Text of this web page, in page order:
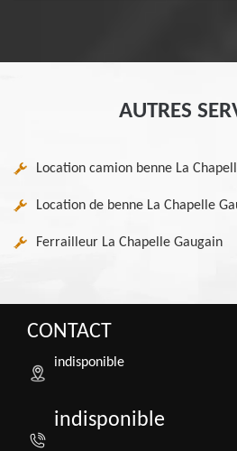
AUTRES
Location camion benne La
Location de benne La Chapelle
Ferrailleur La Chapelle Gaugain
CONTACT
indisponible
indisponible